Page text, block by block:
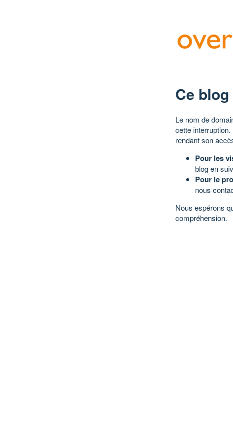
Ce
Le nom de
cette
rendant son
Pour les
blog en
Pour le
nous
Nous espérons
compréhension.